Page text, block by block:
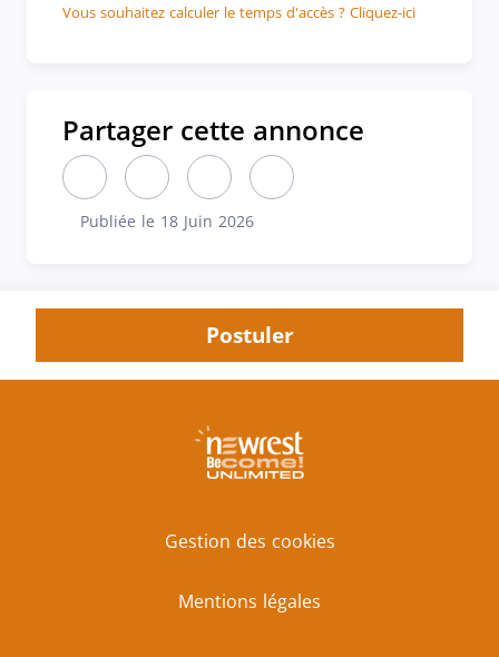
Vous souhaitez calculer le temps d'accès ? Cliquez-ici
Partager cette annonce
Partager cette annonce sur LinkedIn (nouvelle
Partager cette annonce sur X (nouvelle
Partager cette annonce sur
Partager cette annonce
Publiée le
Publiée le 18 Juin 2026
Postuler
Gestion des cookies
Mentions légales